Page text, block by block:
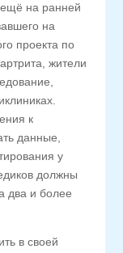
ещё на ранней
на
проекта по
жители
к
данные,
у
должны
два и более
в своей